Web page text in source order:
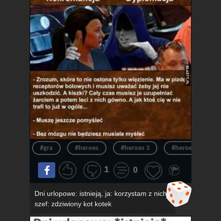
#gra #heroes #heroes 3 #heroes of
1 0
Dni urlopowe: istnieją, ja: korzystam z nich,
szef: zdziwiony kot kotek